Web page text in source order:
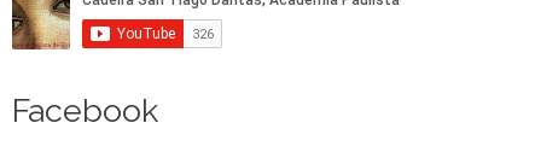
Facebook